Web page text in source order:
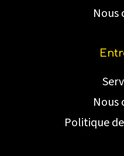
Nous
Nous
Politique